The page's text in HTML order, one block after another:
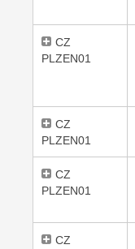
CZ
PLZEN01
CZ
PLZEN01
CZ
PLZEN01
CZ